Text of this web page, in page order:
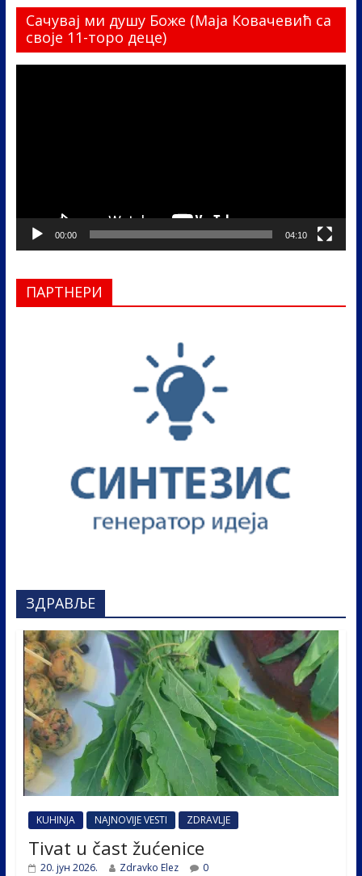
Сачувај ми душу Боже (Маја Ковачевић са
своје 11-торо деце)
00:00 04:10
ПАРТНЕРИ
ЗДРАВЉЕ
KUHINJA NAJNOVIJE VESTI ZDRAVLJE
Tivat u čast žućenice
20. јун 2026. Zdravko Elez 0